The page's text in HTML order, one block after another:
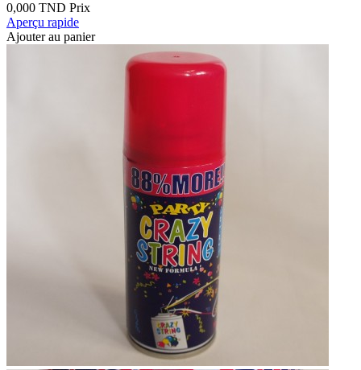
0,000 TND Prix
Aperçu rapide
Ajouter au panier